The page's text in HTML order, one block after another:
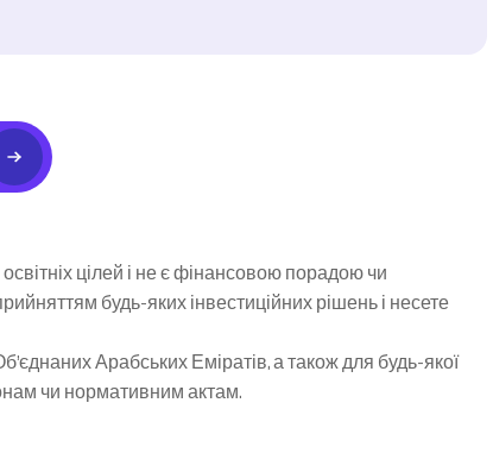
цілей і не є фінансовою порадою чи
будь-яких інвестиційних рішень і несете
Арабських Еміратів, а також для будь-якої
чи нормативним актам.